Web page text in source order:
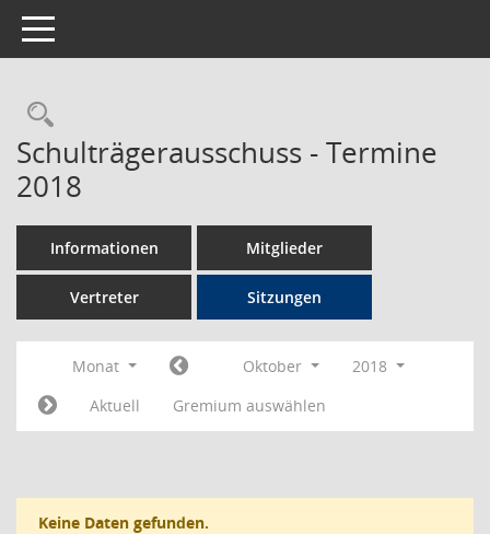
Toggle navigation
Rechercheauswahl
Schulträgerausschuss - Termine
2018
Informationen Mitglieder
Vertreter Sitzungen
Monat Oktober
2018
Aktuell
Gremium auswählen
Keine Daten gefunden.